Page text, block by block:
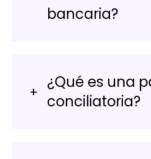
bancaria?
¿Qué es una
conciliatoria?